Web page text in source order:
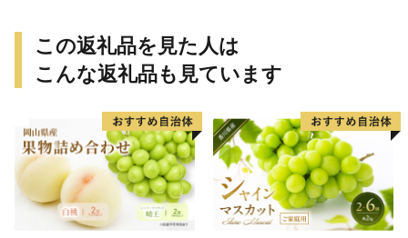
重瀬町【価格改定】
この返礼品を見た人は
こんな返礼品も見ています